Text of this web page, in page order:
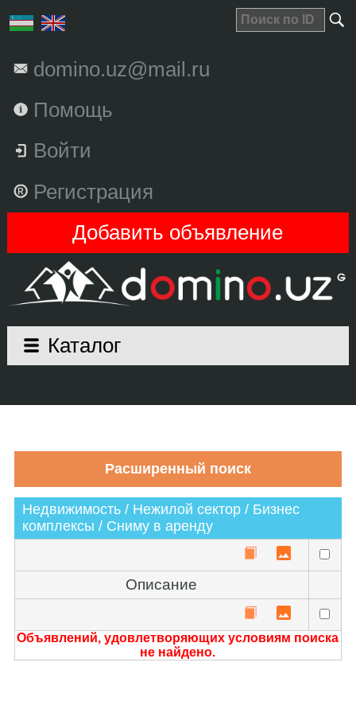
domino.uz@mail.ru
Помощь
Войти
Регистрация
Добавить объявление
Каталог
Недвижимость / Нежилой сектор / Бизнес
комплексы / Сниму в аренду
Описание
Объявлений, удовлетворяющих условиям поиска
не найдено.